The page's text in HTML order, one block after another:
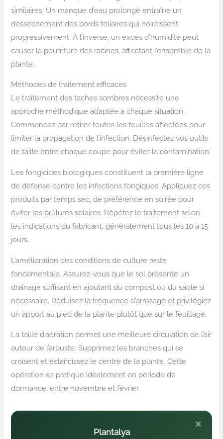
similaires. Un manque d’eau prolongé entraîne un
dessèchement des bords foliaires qui noircissent
progressivement. À l’inverse, un excès d’humidité peut
causer la pourriture des racines, affectant l’ensemble de la
plante.
Méthodes de traitement efficaces
Le traitement des taches sombres nécessite une
approche méthodique adaptée à chaque situation.
Commencez par retirer toutes les feuilles affectées pour
limiter la propagation de l’infection. Désinfectez vos outils
de taille entre chaque coupe pour éviter la contamination.
Les fongicides biologiques constituent la première ligne
de défense contre les infections fongiques. Appliquez ces
produits par temps sec, de préférence en soirée pour
éviter les brûlures solaires. Répétez le traitement selon
les indications du fabricant, généralement tous les 10 à 15
jours.
L’amélioration des conditions de culture reste
fondamentale. Assurez-vous que le sol présente un
drainage suffisant en ajoutant du compost ou du sable si
nécessaire. Réduisez la fréquence d’arrosage et privilégiez
un apport au pied de la plante plutôt que sur le feuillage.
La taille d’aération permet une meilleure circulation de l’air
autour de l’arbuste. Supprimez les branches qui se
croisent et éclaircissez le centre de la plante. Cette
opération se pratique idéalement en période de
dormance, entre novembre et février.
×
Plantalya